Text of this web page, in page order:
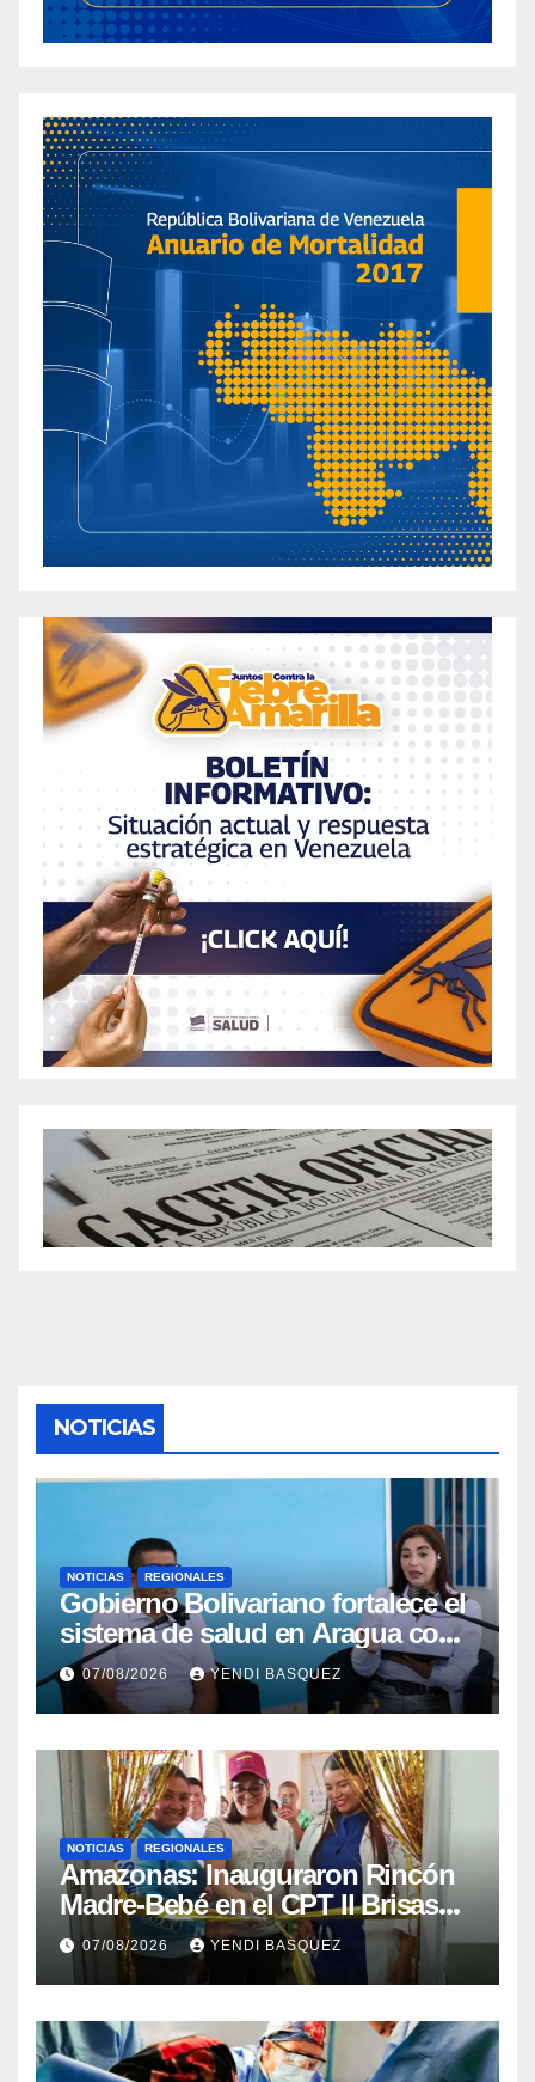
NOTICIAS
NOTICIAS REGIONALES
Gobierno Bolivariano fortalece el
sistema de salud en Aragua con
la reinauguración del CDI La
Mora
07/08/2026 YENDI BASQUEZ
NOTICIAS REGIONALES
​Amazonas: Inauguraron Rincón
Madre-Bebé en el CPT II Brisas
del Aeropuerto ​Inauguraron
Rincón
07/08/2026 YENDI BASQUEZ